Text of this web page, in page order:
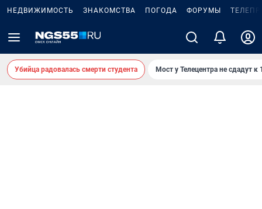
НЕДВИЖИМОСТЬ ЗНАКОМСТВА ПОГОДА ФОРУМЫ
Убийца радовалась смерти студента Мост у Телецентра не сдадут к